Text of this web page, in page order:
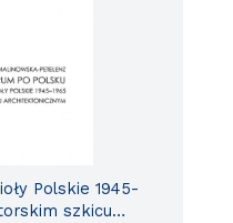
Polskie 1945-
szkicu